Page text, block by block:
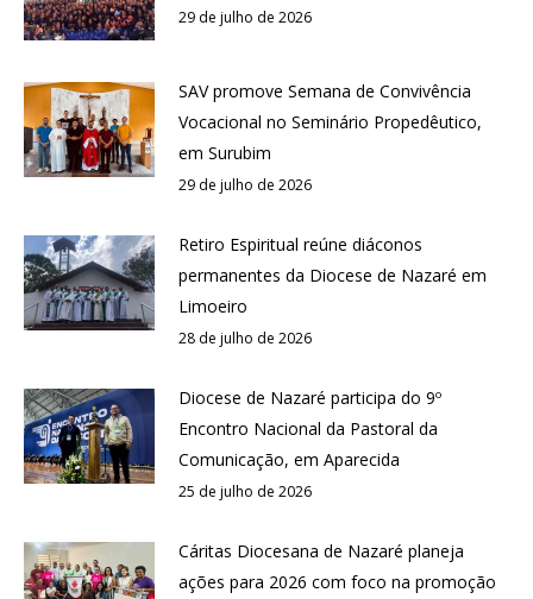
29 de julho de 2026
SAV promove Semana de Convivência
Vocacional no Seminário Propedêutico,
em Surubim
29 de julho de 2026
Retiro Espiritual reúne diáconos
permanentes da Diocese de Nazaré em
Limoeiro
28 de julho de 2026
Diocese de Nazaré participa do 9º
Encontro Nacional da Pastoral da
Comunicação, em Aparecida
25 de julho de 2026
Cáritas Diocesana de Nazaré planeja
ações para 2026 com foco na promoção